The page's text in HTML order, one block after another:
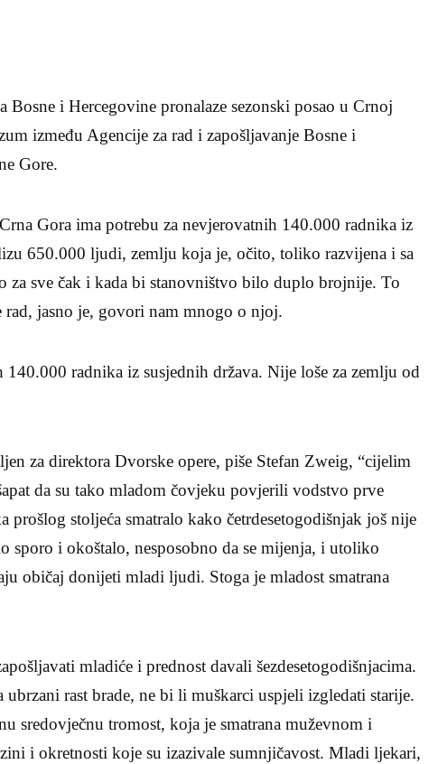
Bosne i Hercegovine pronalaze sezonski posao u Crnoj
između Agencije za rad i zapošljavanje Bosne i
Gore.
Gora ima potrebu za nevjerovatnih 140.000 radnika iz
650.000 ljudi, zemlju koja je, očito, toliko razvijena i sa
sve čak i kada bi stanovništvo bilo duplo brojnije. To
jasno je, govori nam mnogo o njoj.
radnika iz susjednih država. Nije loše za zemlju od
za direktora Dvorske opere, piše Stefan Zweig, “cijelim
da su tako mladom čovjeku povjerili vodstvo prve
prošlog stoljeća smatralo kako četrdesetogodišnjak još nije
sporo i okoštalo, nesposobno da se mijenja, i utoliko
običaj donijeti mladi ljudi. Stoga je mladost smatrana
mladiće i prednost davali šezdesetogodišnjacima.
rast brade, ne bi li muškarci uspjeli izgledati starije.
sredovječnu tromost, koja je smatrana muževnom i
i okretnosti koje su izazivale sumnjičavost. Mladi ljekari,